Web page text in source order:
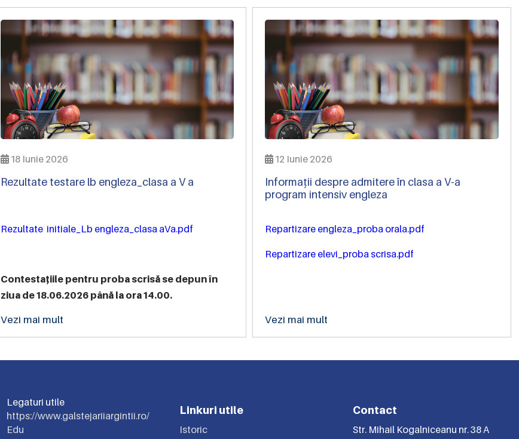
18 Iunie 2026
Rezultate testare lb engleza_clasa a V a
Rezultate initiale_Lb engleza_clasa aVa.pdf
Contestațiile pentru proba scrisă se depun în
ziua de 18.06.2026 până la ora 14.00.
Vezi mai mult
12 Iunie 2026
Informații despre admitere în clasa a V-a
program intensiv engleza
Repartizare engleza_proba orala.pdf
Repartizare elevi_proba scrisa.pdf
Vezi mai mult
Legaturi utile
https://www.galstejariiargintii.ro/
Edu
Linkuri utile
Istoric
Contact
Str. Mihail Kogalniceanu nr. 38 A